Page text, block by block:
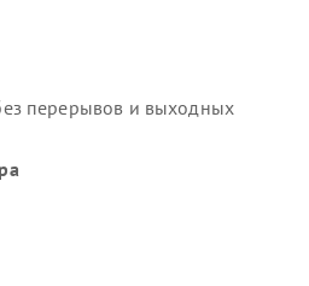
перерывов и выходных